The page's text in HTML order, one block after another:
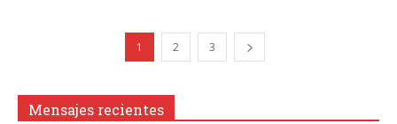
1 2 3
Mensajes recientes